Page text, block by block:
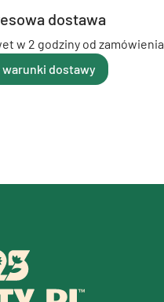
dostawa
w 2 godziny od zamówienia.
warunki dostawy